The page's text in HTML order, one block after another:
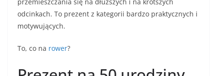
odcinkach. To prezent z kategorii bardzo praktycznych i
motywujących.
To, co na rower?